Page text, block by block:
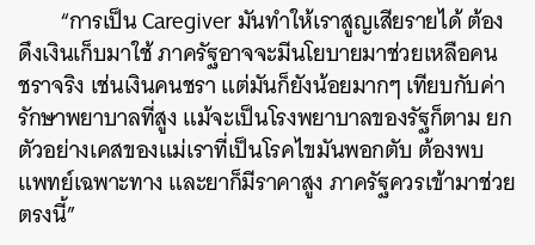
“การเป็น Caregiver มันทำให้เราสูญเสียรายได้ ต้อง
ดึงเงินเก็บมาใช้ ภาครัฐอาจจะมีนโยบายมาช่วยเหลือคน
ชราจริง เช่นเงินคนชรา แต่มันก็ยังน้อยมากๆ เทียบกับค่า
รักษาพยาบาลที่สูง แม้จะเป็นโรงพยาบาลของรัฐก็ตาม ยก
ตัวอย่างเคสของแม่เราที่เป็นโรคไขมันพอกตับ ต้องพบ
แพทย์เฉพาะทาง และยาก็มีราคาสูง ภาครัฐควรเข้ามาช่วย
ตรงนี้”